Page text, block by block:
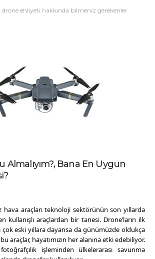
ehliyeti hakkında bilmeniz gerekenler
Almalıyım?, Bana En Uygun
hava araçları teknoloji sektörünün son yıllarda
kullanışlı araçlardan bir tanesi. Drone’ların ilk
çok eski yıllara dayansa da günümüzde oldukça
araçlar, hayatımızın her alanına etki edebiliyor.
işleminden ülkelerarası savunma